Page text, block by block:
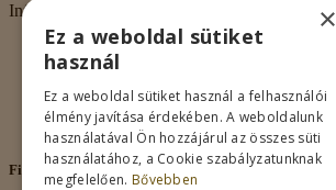
Információk
Rólunk
Adatkezelés
Vásárlási feltételek
Nagykereskedelem
Kapcsolat
Fiókom
×
Ez a weboldal sütiket
használ
Ez a weboldal sütiket használ a felhasználói
élmény javítása érdekében. A weboldalunk
használatával Ön hozzájárul az összes süti
használatához, a Cookie szabályzatunknak
megfelelően. Bővebben